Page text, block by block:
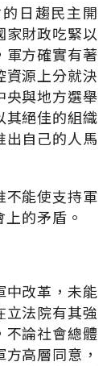
日趨民主開
財政吃緊以
軍方確實有著
資源上分就決
央與地方選舉
其絕佳的組織
出自己的人馬
不能使支持軍
的矛盾。
中改革，未能
立法院有其強
不論社會總體
高層同意，